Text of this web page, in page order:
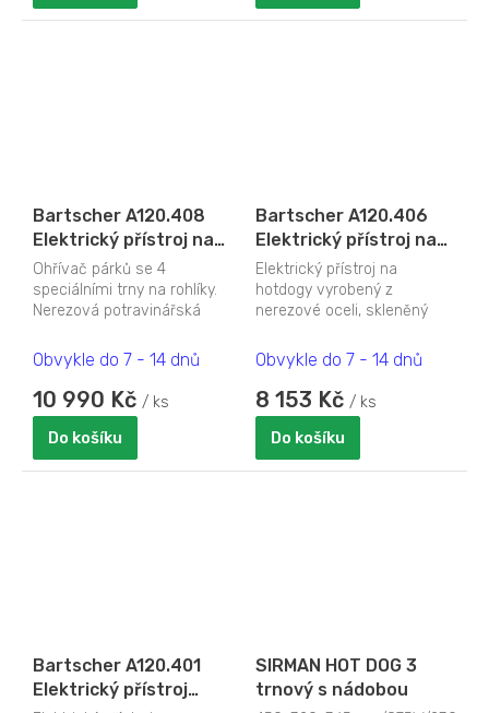
Bartscher A120.408
Elektrický přístroj na
hotdogy s trny - 4
speciální trny na
rohlíky
Ohřívač párků se 4
speciálními trny na rohlíky.
Nerezová potravinářská
mm, 240 (V) mm....
Obvykle do 7 - 14 dnů
10 990 Kč / ks
Do košíku
Bartscher A120.406
Elektrický přístroj na
hotdogy - 0,8 kW
Elektrický přístroj na
hotdogy vyrobený z
nerezové oceli, skleněný
240 mm., regulace teploty...
Obvykle do 7 - 14 dnů
8 153 Kč / ks
Do košíku
Bartscher A120.401
Elektrický přístroj
SIRMAN HOT DOG 3
trnový s nádobou